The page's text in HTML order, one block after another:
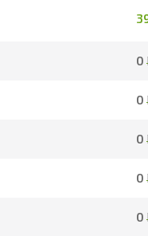
0
0
0
0
0